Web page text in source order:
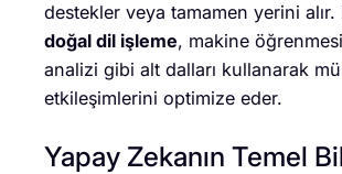
destekler veya tamamen yerini
doğal dil işleme, makine
analizi gibi alt dalları kullanarak
etkileşimlerini optimize eder.
Yapay Zekanın Temel